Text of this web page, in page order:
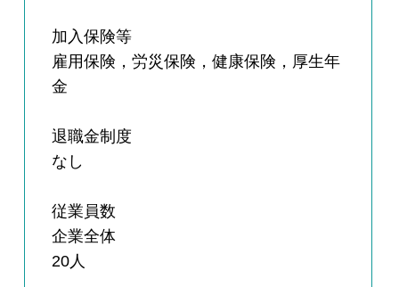
加入保険等
雇用保険，労災保険，健康保険，厚生年
金
退職金制度
なし
従業員数
企業全体
20人